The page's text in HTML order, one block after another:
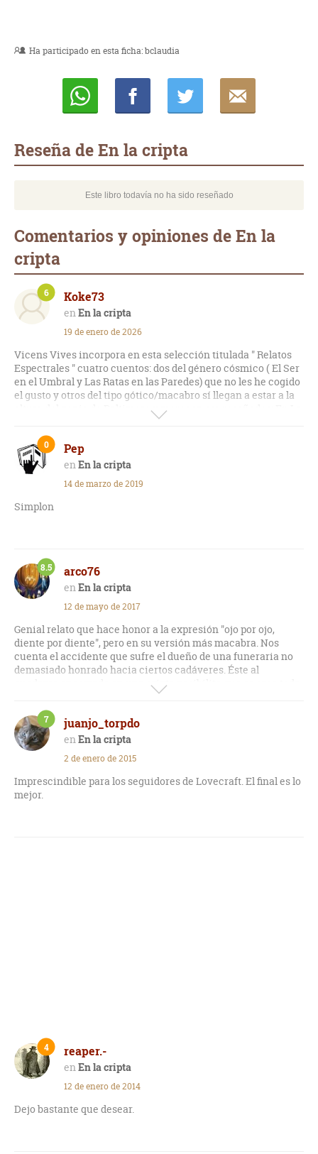
Ha participado en esta ficha:bclaudia
Reseña de En la cripta
Este libro todavía no ha sido reseñado
Comentarios y opiniones de En la
cripta
Koke73
En la cripta
6
19 de enero de 2026
Vicens Vives incorpora en esta selección titulada " Relatos
Espectrales " cuatro cuentos: dos del género cósmico ( El Ser
en el Umbral y Las Ratas en las Paredes) que no les he cogido
el gusto y otros del tipo gótico/macabro sí llegan a estar a la
altura del genio de Baltimore y merecen ser reseñados: En La
Pep
En la cripta
0
14 de marzo de 2019
Simplon
arco76
En la cripta
8.5
12 de mayo de 2017
Genial relato que hace honor a la expresión "ojo por ojo,
diente por diente", pero en su versión más macabra. Nos
cuenta el accidente que sufre el dueño de una funeraria no
demasiado honrado hacia ciertos cadáveres. Éste al
quedarse encerrado en una cripta posibilita que se cree toda
una atmósfera opresiva realmente intrigante. Es leerlo y
esperar que uno no se quede encerrado en ningún sitio
oscuro.
juanjo_torpdo
En la cripta
7
2 de enero de 2015
Imprescindible para los seguidores de Lovecraft. El final es lo
mejor.
reaper.-
En la cripta
4
12 de enero de 2014
Dejo bastante que desear.